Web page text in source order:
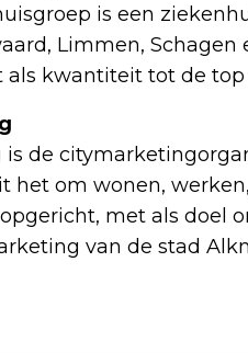
is een
Limmen,
kwantiteit tot de top
de
het om wonen,
met als doel
van de stad